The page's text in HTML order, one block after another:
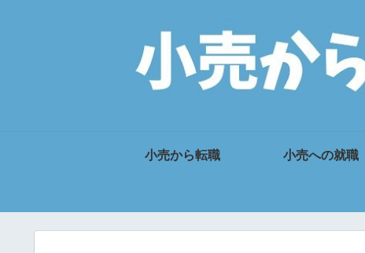
小売から転職 小売への就職